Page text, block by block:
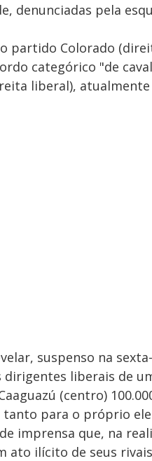
denunciadas pela
partido Colorado
categórico "de
liberal),
suspenso na
dirigentes liberais de
(centro)
para o próprio
imprensa que, na
ato ilícito de seus